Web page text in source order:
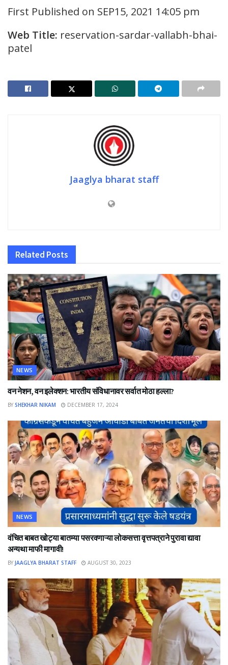
First Published on SEP15, 2021 14:05 pm
Web Title: reservation-sardar-vallabh-bhai-
patel
Jaaglya bharat staff
Related Posts
NEWS
वन नेशन, वन इलेक्शन: भारतीय संविधानावर सर्वात मोठा हल्ला?
BY SHEKHAR NIKAM DECEMBER 17, 2024
NEWS
वंचित बाबत खोट्या बातम्या पसरवणाऱ्या लोकसत्ता वृत्तपत्राने पुरावा द्यावा
अन्यथा माफी मागावी!
BY JAAGLYA BHARAT STAFF AUGUST 30, 2023